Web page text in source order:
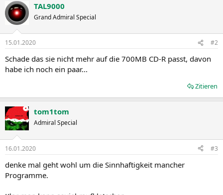
TAL9000
Grand Admiral Special
15.01.2020 #2
Schade das sie nicht mehr auf die 700MB CD-R passt, davon
habe ich noch ein paar...
Zitieren
tom1tom
Admiral Special
16.01.2020 #3
denke mal geht wohl um die Sinnhaftigkeit mancher
Programme.